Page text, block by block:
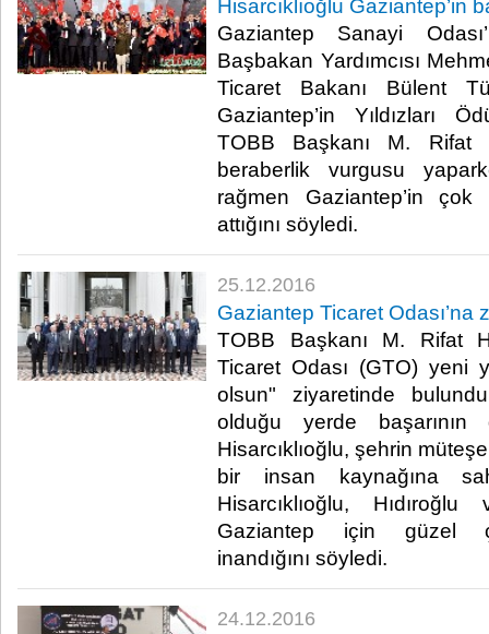
Hisarcıklıoğlu Gaziantep’in
Gaziantep Sanayi
Başbakan Yardımcısı
Ticaret Bakanı Bülent
Gaziantep’in Yıldızları
TOBB Başkanı M. Rifat
beraberlik vurgusu
rağmen Gaziantep’in çok
attığını söyledi.​
25.12.2016
Gaziantep Ticaret Odası’na
TOBB Başkanı M. Rifat
Ticaret Odası (GTO) yeni
olsun" ziyaretinde
olduğu yerde
Hisarcıklıoğlu, şehrin
bir insan kaynağına
Hisarcıklıoğlu,
Gaziantep için güzel
inandığını söyledi.​
24.12.2016